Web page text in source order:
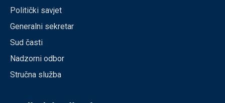
Politički savjet
Generalni sekretar
Sud časti
Nadzorni odbor
Stručna služba